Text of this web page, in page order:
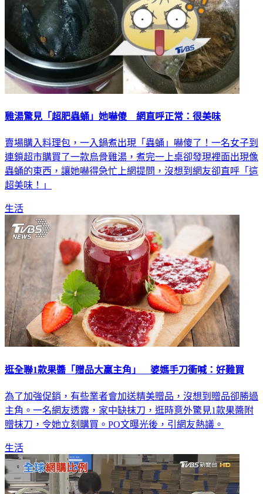
雞湯驚見「超肥蟲蛹」她嚇傻 網直呼正常：很美味
賣場購入料理包，一入鍋煮出現「蟲蛹」嚇傻了！一名女子到
連鎖超市購買了一款烏骨雞湯，煮完一上桌卻發現裡面出現像
蟲蛹的東西，讓她嚇得急忙上網提問，沒想到網友卻直呼「這
超美味！」
生活
逛全聯1款果醬「贈品大贏主角」 婆媽手刀衝喊：好難買
為了加強促銷，有些業者會加送精美贈品，沒想到贈品卻勝過
主角。一名網友透露，家中缺抹刀，逛時意外驚見1款果醬附
贈抹刀，令她立刻購買。PO文曝光後，引網友熱議。
生活